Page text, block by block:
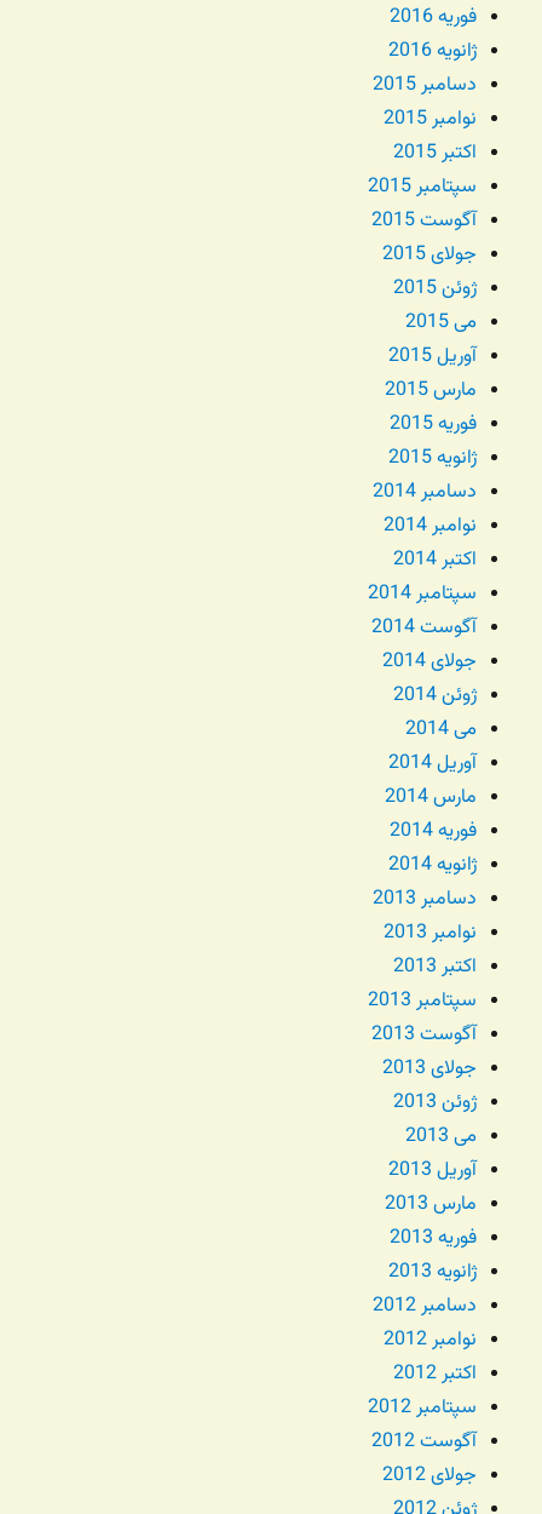
فوریه 2016
ژانویه 2016
دسامبر 2015
نوامبر 2015
اکتبر 2015
سپتامبر 2015
آگوست 2015
جولای 2015
ژوئن 2015
می 2015
آوریل 2015
مارس 2015
فوریه 2015
ژانویه 2015
دسامبر 2014
نوامبر 2014
اکتبر 2014
سپتامبر 2014
آگوست 2014
جولای 2014
ژوئن 2014
می 2014
آوریل 2014
مارس 2014
فوریه 2014
ژانویه 2014
دسامبر 2013
نوامبر 2013
اکتبر 2013
سپتامبر 2013
آگوست 2013
جولای 2013
ژوئن 2013
می 2013
آوریل 2013
مارس 2013
فوریه 2013
ژانویه 2013
دسامبر 2012
نوامبر 2012
اکتبر 2012
سپتامبر 2012
آگوست 2012
جولای 2012